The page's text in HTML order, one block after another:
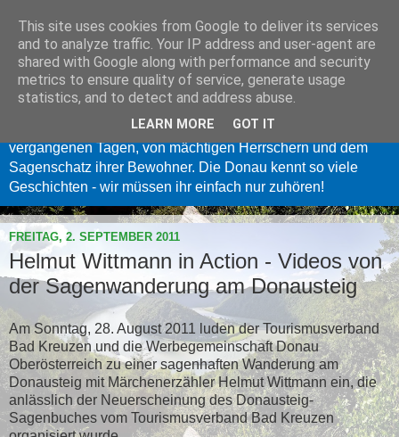
Donau Oberösterreich
Langsam fließt sie dahin, die Donau - eine der größten
Geschichtenerzählerinnen Europas. Wer inne hält und ihrem
sanften Säuseln lauscht, dem erzählt sie von längst
vergangenen Tagen, von mächtigen Herrschern und dem
Sagenschatz ihrer Bewohner. Die Donau kennt so viele
Geschichten - wir müssen ihr einfach nur zuhören!
FREITAG, 2. SEPTEMBER 2011
Helmut Wittmann in Action - Videos von
der Sagenwanderung am Donausteig
Am Sonntag, 28. August 2011 luden der Tourismusverband
Bad Kreuzen und die Werbegemeinschaft Donau
Oberösterreich zu einer sagenhaften Wanderung am
Donausteig mit Märchenerzähler Helmut Wittmann ein, die
anlässlich der Neuerscheinung des Donausteig-
Sagenbuches vom Tourismusverband Bad Kreuzen
This site uses cookies from Google to deliver its services
and to analyze traffic. Your IP address and user-agent are
shared with Google along with performance and security
metrics to ensure quality of service, generate usage
statistics, and to detect and address abuse.
LEARN MORE GOT IT